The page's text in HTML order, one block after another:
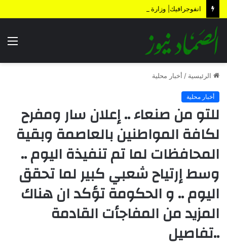
الرئيسية / أخبار محلية
أخبار محلية
للتو من صنعاء .. إعلان سار ومفرح
لكافة المواطنين بالعاصمة وبقية
المحافظات لما تم تنفيذة اليوم ..
وسط إرتياح شعبي كبير لما تحقق
اليوم .. و الحكومة تؤكد ان هناك
المزيد من المفاجأت القادمة
..تفاصيل